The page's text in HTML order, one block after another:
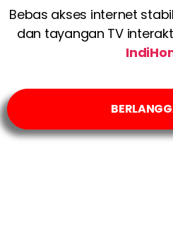
Bebas akses internet
dan tayangan TV